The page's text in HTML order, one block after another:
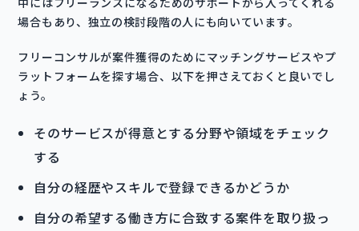
場合もあり、独立の検討段階の人にも向いています。
フリーコンサルが案件獲得のためにマッチングサービスやプ
ラットフォームを探す場合、以下を押さえておくと良いでし
ょう。
そのサービスが得意とする分野や領域をチェック
する
自分の経歴やスキルで登録できるかどうか
自分の希望する働き方に合致する案件を取り扱っ